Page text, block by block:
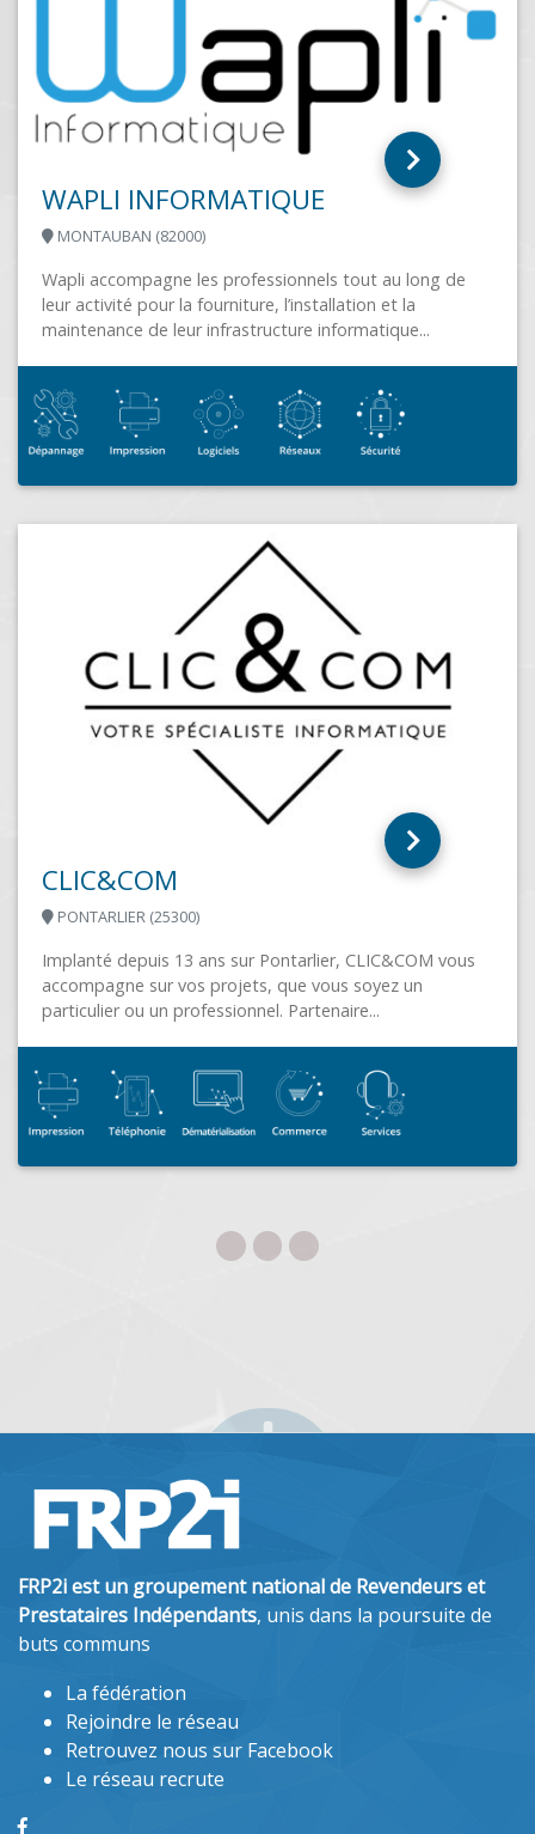
(31000)
test
ALPES MICRO
LE GRAND-LEMPS (38690)
Société de services et de produits informatiques auprès
des professionnels· Services Cloud, Hébergement·
Microsoft Office, Mailstore, Acronis, ebp· Serveurs,
FRP2i est un groupement national de Revendeurs et
Prestataires Indépendants, unis dans la poursuite de
buts communs
La fédération
Rejoindre le réseau
Retrouvez nous sur Facebook
Le réseau recrute